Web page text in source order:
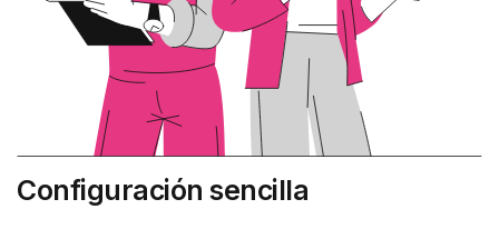
Configuración sencilla